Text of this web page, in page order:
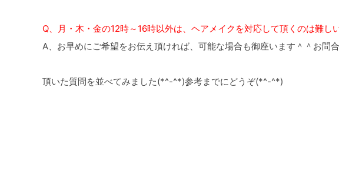
Q、月・木・金の12時～16時以外は、ヘアメイクを対応して頂くのは難し
A、お早めにご希望をお伝え頂ければ、可能な場合も御座います＾＾お問
頂いた質問を並べてみました(*^-^*)参考までにどうぞ(*^-^*)